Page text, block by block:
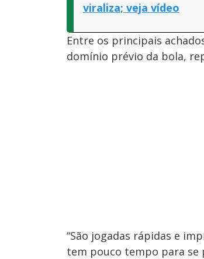
viraliza; veja vídeo
Entre os principais
domínio prévio da bola,
“São jogadas rápidas e
tem pouco tempo para se